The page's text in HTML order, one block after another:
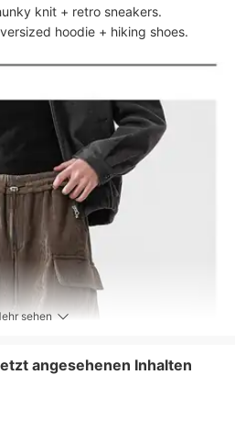
knit + retro sneakers​​.
hoodie + hiking shoes​​.
sehen
angesehenen Inhalten